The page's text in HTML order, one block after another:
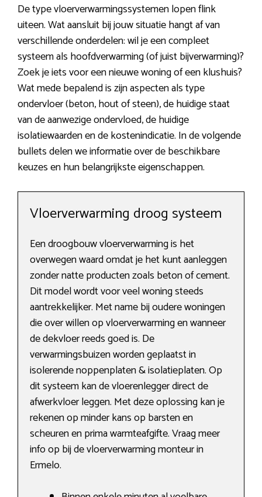
De type vloerverwarmingssystemen lopen flink
uiteen. Wat aansluit bij jouw situatie hangt af van
verschillende onderdelen: wil je een compleet
systeem als hoofdverwarming (of juist bijverwarming)?
Zoek je iets voor een nieuwe woning of een klushuis?
Wat mede bepalend is zijn aspecten als type
ondervloer (beton, hout of steen), de huidige staat
van de aanwezige ondervloed, de huidige
isolatiewaarden en de kostenindicatie. In de volgende
bullets delen we informatie over de beschikbare
keuzes en hun belangrijkste eigenschappen.
Vloerverwarming droog systeem
Een droogbouw vloerverwarming is het
overwegen waard omdat je het kunt aanleggen
zonder natte producten zoals beton of cement.
Dit model wordt voor veel woning steeds
aantrekkelijker. Met name bij oudere woningen
die over willen op vloerverwarming en wanneer
de dekvloer reeds goed is. De
verwarmingsbuizen worden geplaatst in
isolerende noppenplaten & isolatieplaten. Op
dit systeem kan de vloerenlegger direct de
afwerkvloer leggen. Met deze oplossing kan je
rekenen op minder kans op barsten en
scheuren en prima warmteafgifte. Vraag meer
info op bij de vloerverwarming monteur in
Ermelo.